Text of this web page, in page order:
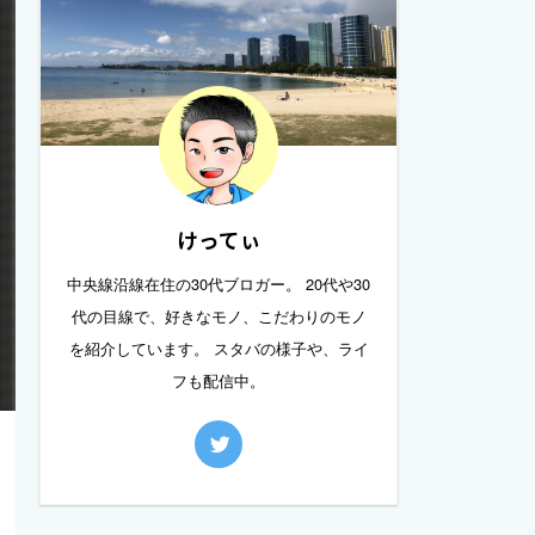
けってぃ
中央線沿線在住の30代ブロガー。 20代や30
代の目線で、好きなモノ、こだわりのモノ
を紹介しています。 スタバの様子や、ライ
フも配信中。